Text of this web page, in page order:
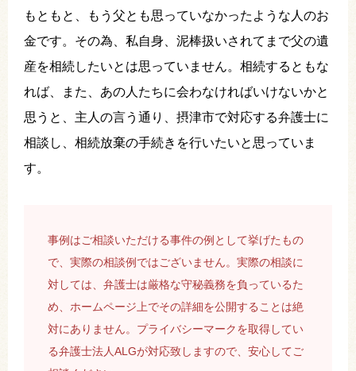
もともと、もう父とも思っていなかったような人のお
金です。その為、私自身、泥棒扱いされてまで父の遺
産を相続したいとは思っていません。相続するともな
れば、また、あの人たちに会わなければいけないかと
思うと、主人の言う通り、摂津市で対応する弁護士に
相談し、相続放棄の手続きを行いたいと思っていま
す。
事例はご相談いただける事件の例として挙げたもの
で、実際の相談例ではございません。実際の相談に
対しては、弁護士は厳格な守秘義務を負っているた
め、ホームページ上でその詳細を公開することは絶
対にありません。プライバシーマークを取得してい
る弁護士法人ALGが対応致しますので、安心してご